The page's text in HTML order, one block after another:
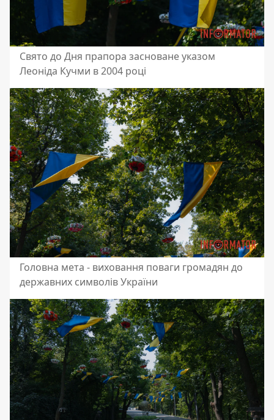
Свято до Дня прапора засноване указом
Леоніда Кучми в 2004 році
Головна мета - виховання поваги громадян до
державних символів України